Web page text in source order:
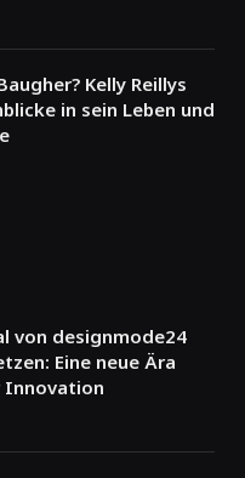
Kelly Reillys
in sein Leben und
von designmode24
Eine neue Ära
Innovation